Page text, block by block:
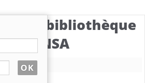
de la bibliothèque
du CBNSA